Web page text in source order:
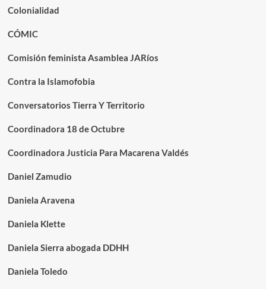
Colonialidad
CÓMIC
Comisión feminista Asamblea JARíos
Contra la Islamofobia
Conversatorios Tierra Y Territorio
Coordinadora 18 de Octubre
Coordinadora Justicia Para Macarena Valdés
Daniel Zamudio
Daniela Aravena
Daniela Klette
Daniela Sierra abogada DDHH
Daniela Toledo